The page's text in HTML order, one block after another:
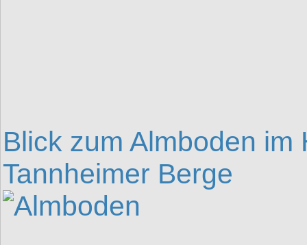
Blick zum Almboden
Tannheimer Berge